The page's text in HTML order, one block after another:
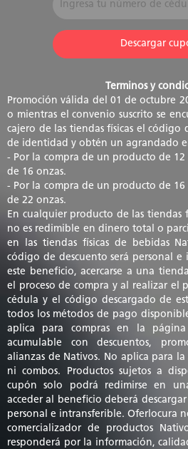
Terminos y
Promoción válida del 01 de octubre
o mientras el convenio suscrito se
cajero de las tiendas físicas el código
de identidad y obtén un agrandado
- Por la compra de un producto de
de 16 onzas.
- Por la compra de un producto de
de 22 onzas.
En cualquier producto de las tiendas
no es redimible en dinero total o
en las tiendas físicas de bebidas
código de descuento será personal e
este beneficio, acercarse a una
el proceso de compra y al realizar el
cédula y el código descargado de
todos los métodos de pago
aplica para compras en la
acumulable con descuentos,
alianzas de Nativos. No aplica para
ni combos. Productos sujetos a
cupón solo podrá redimirse en
acceder al beneficio deberá
personal e intransferible. Oferlocura
comercializador de productos
responderá por la información,